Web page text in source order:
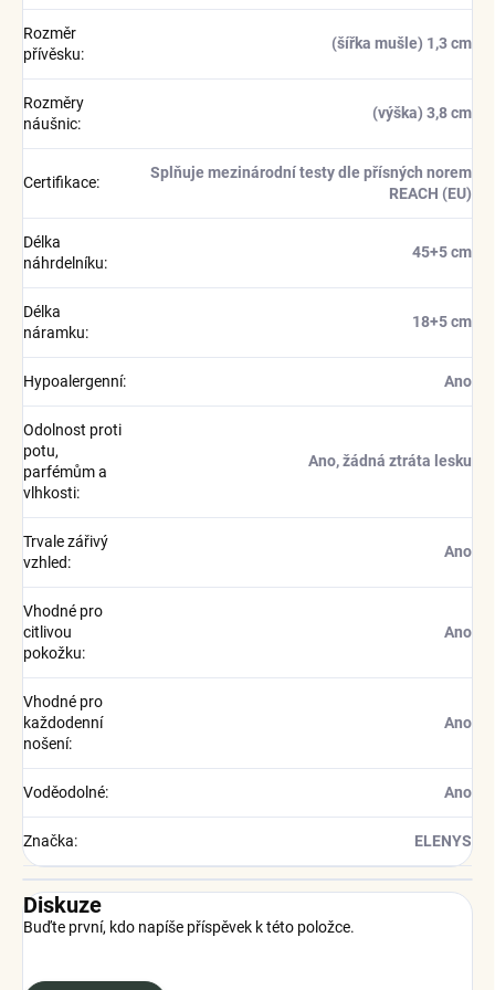
Rozměr
přívěsku:
(šířka mušle) 1,3 cm
Rozměry
náušnic:
(výška) 3,8 cm
Certifikace:
Splňuje mezinárodní testy dle přísných norem
REACH (EU)
Délka
náhrdelníku:
45+5 cm
Délka
náramku:
18+5 cm
Hypoalergenní: Ano
Odolnost proti
potu,
parfémům a
vlhkosti:
Ano, žádná ztráta lesku
Trvale zářivý
vzhled:
Ano
Vhodné pro
citlivou
pokožku:
Ano
Vhodné pro
každodenní
nošení:
Ano
Voděodolné: Ano
Značka: ELENYS
Diskuze
Buďte první, kdo napíše příspěvek k této položce.